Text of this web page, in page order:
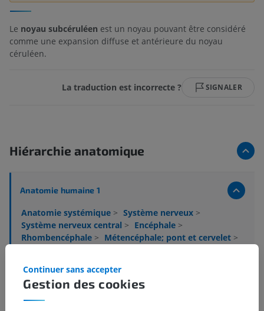
Le noyau subcéruléen est un noyau pouvant être considéré
comme une expansion diffuse et antérieure du noyau
céruléen.
La traduction est incorrecte ? SIGNALER
Hiérarchie anatomique
Anatomie humaine 1
Anatomie systémique > Système nerveux >
Système nerveux central > Encéphale >
Rhombencéphale > Métencéphale; pont et cervelet >
Structures sous-jacentes :Il n'y a aucune structure
sous-jacente
Gestion des cookies
Continuer sans accepter